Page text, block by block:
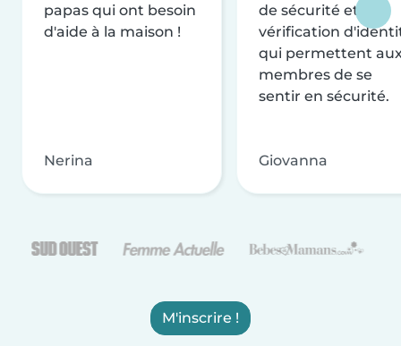
papas qui ont besoin
d'aide à la maison !
Nerina
de sécurité et de
vérification
qui permettent
membres de se
sentir en sécurité.
Giovanna
M'inscrire !